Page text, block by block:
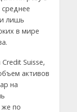
лишь
в мире
Suisse,
активов
на
же по